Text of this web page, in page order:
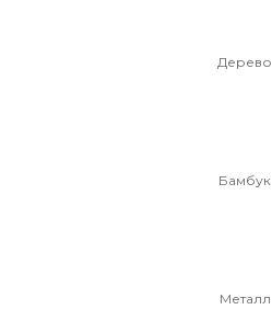
Дерево
Бамбук
Металл